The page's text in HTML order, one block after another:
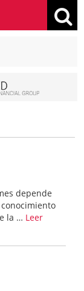
depende
la … Leer